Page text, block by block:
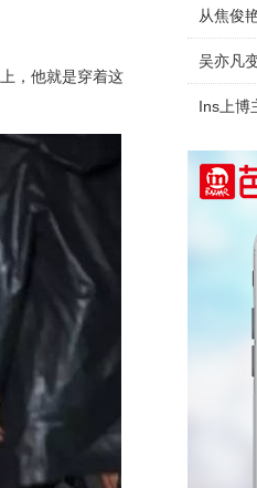
，他就是穿着这